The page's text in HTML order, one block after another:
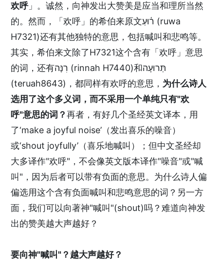
欢呼」。诚然，向神发出大赞美是应当和理所当然
的。然而，「欢呼」的希伯来原文ר֫וּעַ (ruwa
H7321)还有其他独特的意思，包括喊叫和悲鸣等。
其实，希伯来文除了H7321这个含有「欢呼」意思
的词，还有רִנָּה (rinnah H7440)和תְּרוּעָה
(teruah8643)，都同样有欢呼的意思， 为什么诗人
选用了这个多义词，而不采用一个单纯只有"欢
呼"意思的词？再者，有好几个圣经英文译本，用
了‘make a joyful noise’（发出喜乐的噪音）
或‘shout joyfully’（喜乐地喊叫）；但中文圣经却
大多译作"欢呼"，不会像英文版本译作"噪音"或"喊
叫"，因为后者可以带有负面的意思。为什么诗人偏
偏选用这个含有负面喊叫和悲鸣意思的词？另一方
面，我们可以向著神"喊叫"(shout)吗？难道向神发
出的赞美越大声越好？
要向神"喊叫"？越大声越好？